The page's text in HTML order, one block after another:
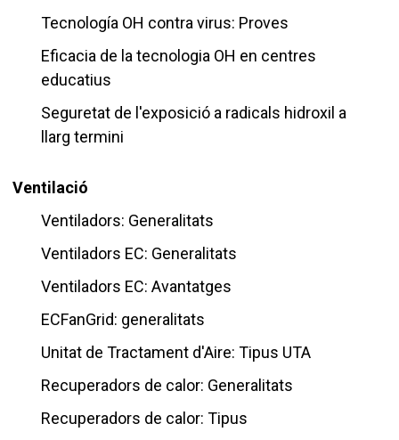
Tecnología OH contra virus: Proves
Eficacia de la tecnologia OH en centres
educatius
Seguretat de l'exposició a radicals hidroxil a
llarg termini
Ventilació
Ventiladors: Generalitats
Ventiladors EC: Generalitats
Ventiladors EC: Avantatges
ECFanGrid: generalitats
Unitat de Tractament d'Aire: Tipus UTA
Recuperadors de calor: Generalitats
Recuperadors de calor: Tipus